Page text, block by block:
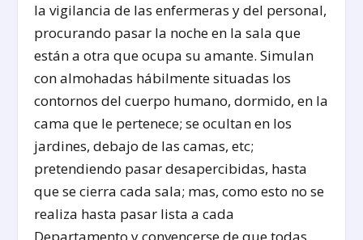
la vigilancia de las enfermeras y del personal,
procurando pasar la noche en la sala que
están a otra que ocupa su amante. Simulan
con almohadas hábilmente situadas los
contornos del cuerpo humano, dormido, en la
cama que le pertenece; se ocultan en los
jardines, debajo de las camas, etc;
pretendiendo pasar desapercibidas, hasta
que se cierra cada sala; mas, como esto no se
realiza hasta pasar lista a cada